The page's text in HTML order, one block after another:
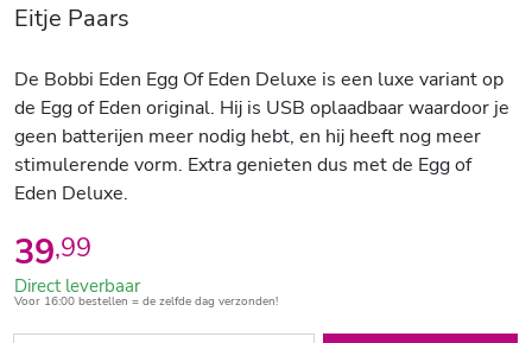
Eitje Paars
De Bobbi Eden Egg Of Eden Deluxe is een luxe variant op
de Egg of Eden original. Hij is USB oplaadbaar waardoor je
geen batterijen meer nodig hebt, en hij heeft nog meer
stimulerende vorm. Extra genieten dus met de Egg of
Eden Deluxe.
39,99
Direct leverbaar
Voor 16:00 bestellen = de zelfde dag verzonden!